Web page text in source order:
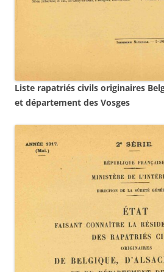
Liste rapatriés civils originaires
et département des Vosges